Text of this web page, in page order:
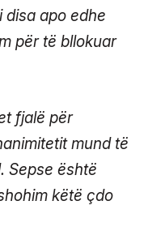
disa apo edhe
për të bllokuar
fjalë për
mund të
Sepse është
këtë çdo